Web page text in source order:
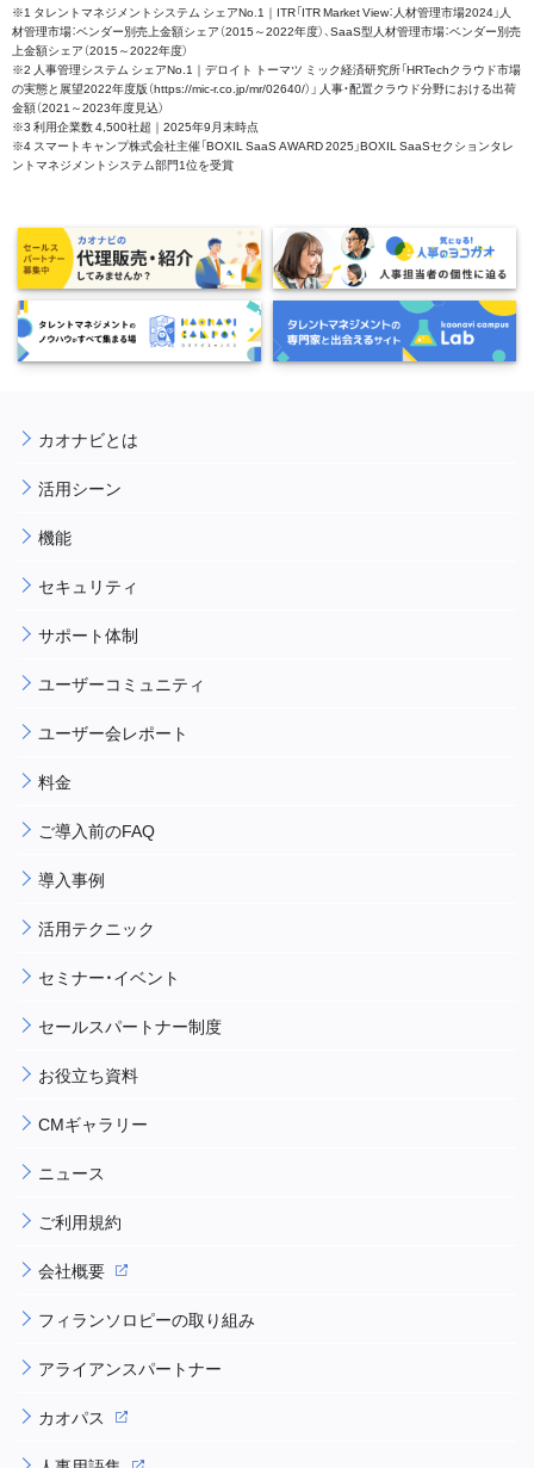
※1 タレントマネジメントシステム シェアNo.1｜ITR「ITR Market View：人材管理市場2024」人
材管理市場：ベンダー別売上金額シェア（2015～2022年度）、SaaS型人材管理市場：ベンダー別売
上金額シェア（2015～2022年度）
※2 人事管理システム シェアNo.1｜デロイト トーマツ ミック経済研究所「HRTechクラウド市場
の実態と展望2022年度版（https://mic-r.co.jp/mr/02640/）」 人事・配置クラウド分野における出荷
金額（2021～2023年度見込）
※3 利用企業数 4,500社超｜2025年9月末時点
※4 スマートキャンプ株式会社主催「BOXIL SaaS AWARD 2025」BOXIL SaaSセクションタレ
ントマネジメントシステム部門1位を受賞
カオナビとは
活用シーン
機能
セキュリティ
サポート体制
ユーザーコミュニティ
ユーザー会レポート
料金
ご導入前のFAQ
導入事例
活用テクニック
セミナー・イベント
セールスパートナー制度
お役立ち資料
CMギャラリー
ニュース
ご利用規約
会社概要
フィランソロピーの取り組み
アライアンスパートナー
カオパス